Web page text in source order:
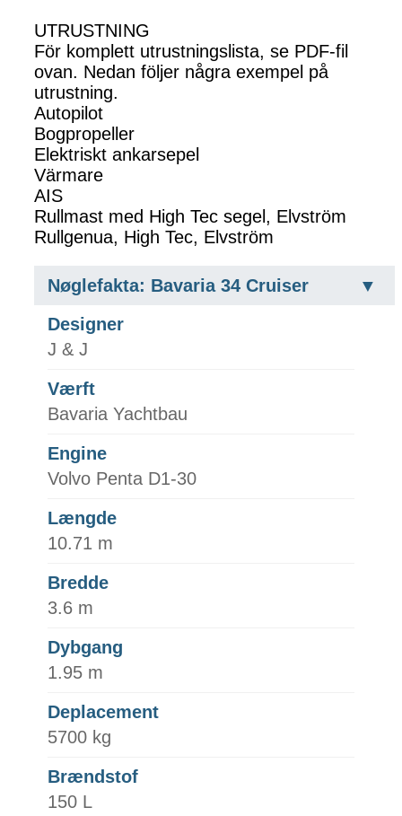
UTRUSTNING
För komplett utrustningslista, se PDF-fil
ovan. Nedan följer några exempel på
utrustning.
Autopilot
Bogpropeller
Elektriskt ankarsepel
Värmare
AIS
Rullmast med High Tec segel, Elvström
Rullgenua, High Tec, Elvström
Nøglefakta: Bavaria 34 Cruiser
Designer
J & J
Værft
Bavaria Yachtbau
Engine
Volvo Penta D1-30
Længde
10.71 m
Bredde
3.6 m
Dybgang
1.95 m
Deplacement
5700 kg
Brændstof
150 L